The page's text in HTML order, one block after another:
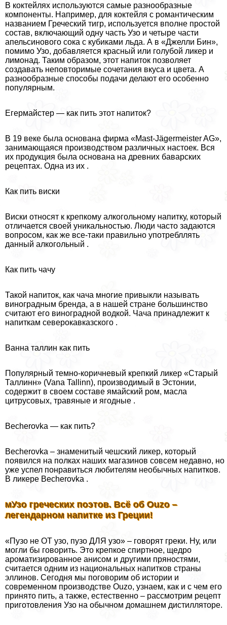
В коктейлях используются самые разнообразные
компоненты. Например, для коктейля с романтическим
названием Греческий тигр, используется вполне простой
состав, включающий одну часть Узо и четыре части
апельсинового сока с кубиками льда. А в «Джелли Бин»,
помимо Узо, добавляется красный или гoлyбой ликер и
лимонад. Таким образом, этот напиток позволяет
создавать неповторимые сочетания вкуса и цвета. А
разнообразные способы подачи делают его особенно
популярным.
Егермайстер — как пить этот напиток?
В 19 веке была основана фирма «Mast-Jägermeister AG»,
занимающаяся производством различных настоек. Вся
их продукция была основана на древних баварских
рецептах. Одна из их .
Как пить виски
Виски относят к крепкому алкогольному напитку, который
отличается своей уникальностью. Люди часто задаются
вопросом, как же все-таки правильно употрeбллять
данный алкогольный .
Как пить чачу
Такой напиток, как чача многие привыкли называть
виноградным бренда, а в нашей стране большинство
считают его виноградной водкой. Чача принадлежит к
напиткам северокавказского .
Ванна таллин как пить
Популярный темно-коричневый крепкий ликер «Старый
Таллинн» (Vana Tallinn), производимый в Эстонии,
содержит в своем составе ямайский ром, масла
цитрусовых, травяные и ягодные .
Becherovka — как пить?
Becherovka – знаменитый чешский ликер, который
появился на полках наших магазинов совсем недавно, но
уже успел понравиться любителям необычных напитков.
В ликере Becherovka .
мУзо греческих поэтов. Всё об Ouzo –
легендарном напитке из Греции!
«Пузо не ОТ узо, пузо ДЛЯ узо» – говорят греки. Ну, или
могли бы говорить. Это крепкое спиртное, щедро
ароматизированное анисом и другими пряностями,
считается одним из национальных напитков страны
эллинов. Сегодня мы поговорим об истории и
современном производстве Ouzo, узнаем, как и с чем его
принято пить, а также, естественно – рассмотрим рецепт
приготовления Узо на обычном домашнем дистилляторе.